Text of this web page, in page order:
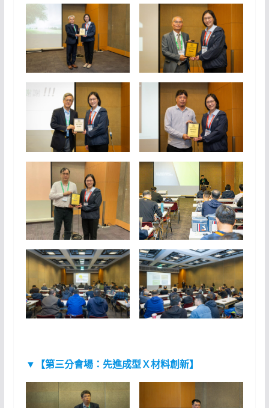
▼【第三分會場：先進成型Ｘ材料創新】